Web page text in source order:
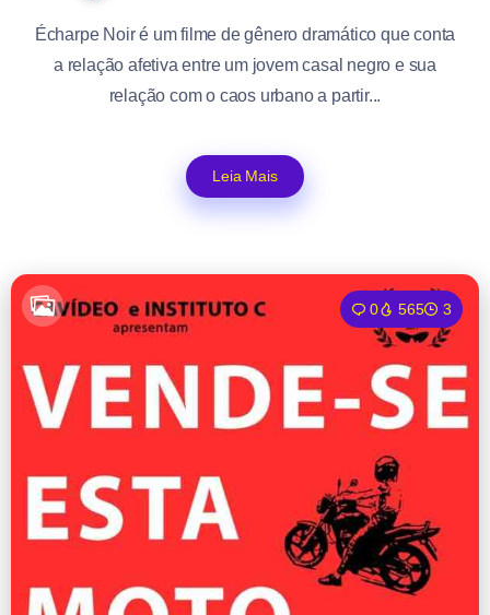
Écharpe Noir é um filme de gênero dramático que conta
a relação afetiva entre um jovem casal negro e sua
relação com o caos urbano a partir...
Leia Mais
0 565 3